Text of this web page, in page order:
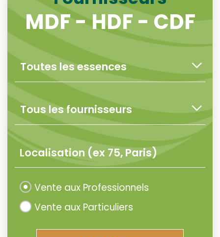
MDF - HDF - CDF
Vente aux Professionnels
Vente aux Particuliers